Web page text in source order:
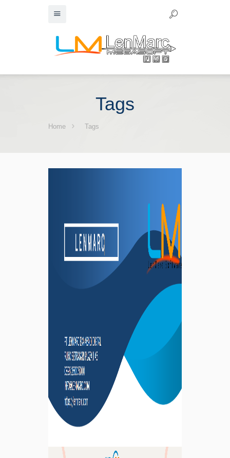
Tags
Home Tags